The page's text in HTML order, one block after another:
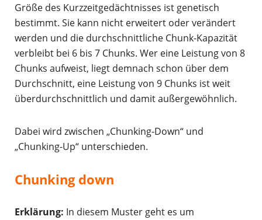
Größe des Kurzzeitgedächtnisses ist genetisch
bestimmt. Sie kann nicht erweitert oder verändert
werden und die durchschnittliche Chunk-Kapazität
verbleibt bei 6 bis 7 Chunks. Wer eine Leistung von 8
Chunks aufweist, liegt demnach schon über dem
Durchschnitt, eine Leistung von 9 Chunks ist weit
überdurchschnittlich und damit außergewöhnlich.
Dabei wird zwischen „Chunking-Down“ und
„Chunking-Up“ unterschieden.
Chunking down
Erklärung: In diesem Muster geht es um